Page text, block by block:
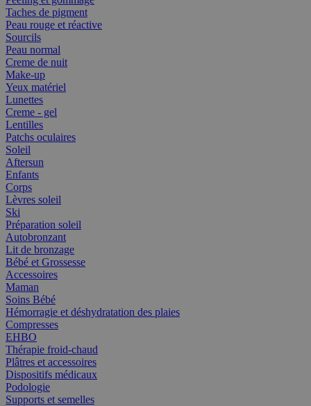
Taches de pigment
Peau rouge et réactive
Sourcils
Peau normal
Creme de nuit
Make-up
Yeux matériel
Lunettes
Creme - gel
Lentilles
Patchs oculaires
Soleil
Aftersun
Enfants
Corps
Lèvres soleil
Ski
Préparation soleil
Autobronzant
Lit de bronzage
Bébé et Grossesse
Accessoires
Maman
Soins Bébé
Hémorragie et déshydratation des plaies
Compresses
EHBO
Thérapie froid-chaud
Plâtres et accessoires
Dispositifs médicaux
Podologie
Supports et semelles